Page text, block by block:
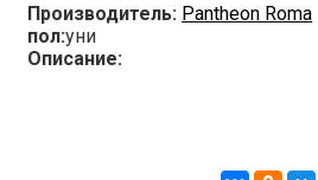
Производитель: Pantheon Roma
пол:уни
Описание: